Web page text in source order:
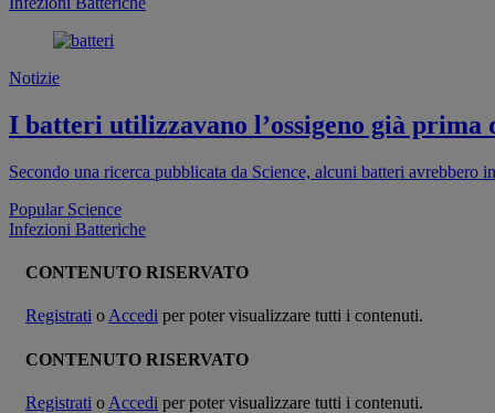
Notizie
I batteri utilizzavano l’ossigeno già
Secondo una ricerca pubblicata da Science, alcuni batteri
Popular Science
Infezioni Batteriche
CONTENUTO RISERVATO
Registrati o Accedi per poter visualizzare tutti i contenuti.
CONTENUTO RISERVATO
Registrati o Accedi per poter visualizzare tutti i contenuti.